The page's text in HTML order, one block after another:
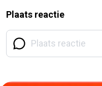
Plaats reactie